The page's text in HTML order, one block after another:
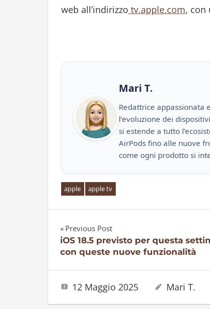
web all’indirizzo tv.apple.com, con
Mari T.
Redattrice appassionata
l’evoluzione dei
si estende a tutto
AirPods fino alle nuove
come ogni prodotto si
apple apple tv
Navigazione
articoli
Previous Post
iOS 18.5 previsto per questa
con queste nuove funzionalità
12 Maggio 2025 Mari T.